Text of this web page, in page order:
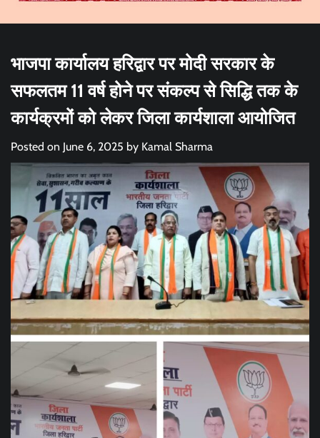
भाजपा कार्यालय हरिद्वार पर मोदी सरकार के
सफलतम 11 वर्ष होने पर संकल्प से सिद्धि तक के
कार्यक्रमों को लेकर जिला कार्यशाला आयोजित
Posted on June 6, 2025 by Kamal Sharma